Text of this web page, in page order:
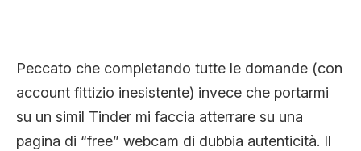
Peccato che completando tutte le domande (con
account fittizio inesistente) invece che portarmi
su un simil Tinder mi faccia atterrare su una
pagina di “free” webcam di dubbia autenticità. Il